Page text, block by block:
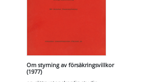
Om styrning av försäkringsvillkor
(1977)